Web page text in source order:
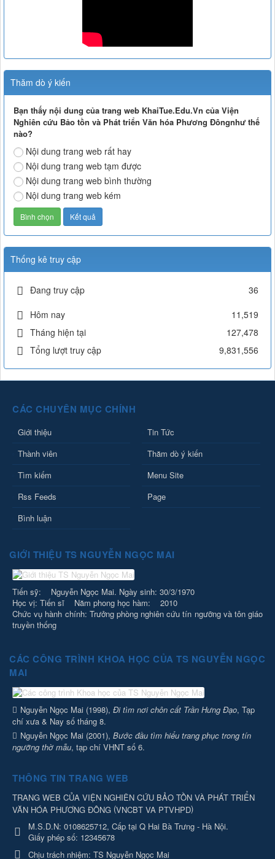
Thăm dò ý kiến
Bạn thấy nội dung của trang web KhaiTue.Edu.Vn của Viện
Nghiên cứu Bảo tồn và Phát triển Văn hóa Phương Đôngnhư thế
nào?
Nội dung trang web rất hay
Nội dung trang web tạm được
Nội dung trang web bình thường
Nội dung trang web kém
Thống kê truy cập
Đang truy cập
36
Hôm nay
11,519
Tháng hiện tại
127,478
Tổng lượt truy cập
9,831,556
CÁC CHUYÊN MỤC CHÍNH
Giới thiệu
Tin Tức
Thành viên
Thăm dò ý kiến
Tìm kiếm
Menu Site
Rss Feeds
Page
Bình luận
GIỚI THIỆU TS NGUYỄN NGỌC MAI
Tiến sỹ: Nguyễn Ngọc Mai. Ngày sinh: 30/3/1970
Học vị: Tiến sĩ Năm phong học hàm: 2010
Chức vụ hành chính: Trưởng phòng nghiên cứu tín ngưỡng và tôn giáo
truyền thống
CÁC CÔNG TRÌNH KHOA HỌC CỦA TS NGUYỄN NGỌC
MAI
Nguyễn Ngọc Mai (1998), Đi tìm nơi chôn cất Trần Hưng Đạo, Tạp
chí xưa & Nay số tháng 8.
Nguyễn Ngọc Mai (2001), Bước đầu tìm hiểu trang phục trong tín
ngưỡng thờ mẫu, tạp chí VHNT số 6.
THÔNG TIN TRANG WEB
TRANG WEB CỦA VIỆN NGHIÊN CỨU BẢO TỒN VÀ PHÁT TRIỂN
VĂN HÓA PHƯƠNG ĐÔNG (VNCBT VA PTVHPD)
M.S.D.N: 0108625712, Cấp tại Q Hai Bà Trưng - Hà Nội.
Giấy phép số: 12345678
Chịu trách nhiệm: TS Nguyễn Ngọc Mai